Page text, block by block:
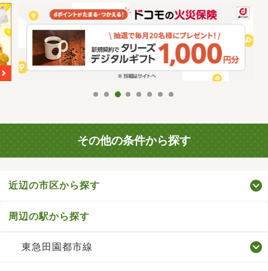
その他の条件から探す
近辺の市区から探す
周辺の駅から探す
東急田園都市線